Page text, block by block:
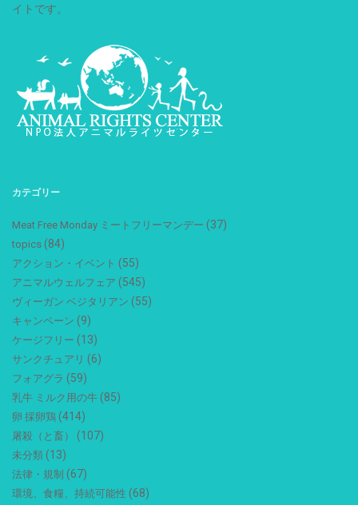
イトです。
カテゴリー
Meat Free Monday ミートフリーマンデー (37)
topics (84)
アクション・イベント (55)
アニマルウェルフェア (545)
ヴィーガン ベジタリアン (55)
キャンペーン (9)
ケージフリー (13)
サンクチュアリ (6)
フォアグラ (59)
乳牛 ミルク用の牛 (85)
卵 採卵鶏 (414)
屠殺（と畜） (107)
未分類 (13)
法律・規制 (67)
環境、食糧、持続可能性 (68)